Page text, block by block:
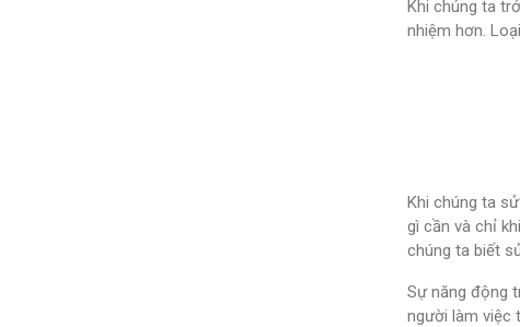
Khi chúng ta
nhiệm hơn.
Khi chúng ta
gì cần và chỉ
chúng ta biết
Sự năng động
người làm việc